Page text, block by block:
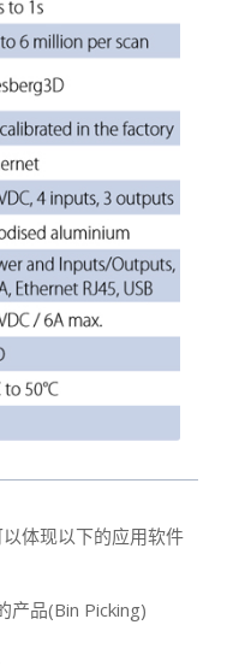
体现以下的应用软件
产品(Bin Picking)